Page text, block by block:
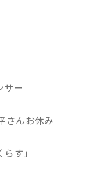
サー
んお休み
す」